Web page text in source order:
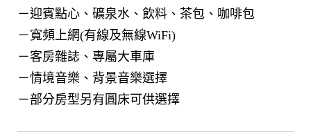
－迎賓點心、礦泉水、飲料、茶包、咖啡包
－寬頻上網(有線及無線WiFi)
－客房雜誌、專屬大車庫
－情境音樂、背景音樂選擇
－部分房型另有圓床可供選擇